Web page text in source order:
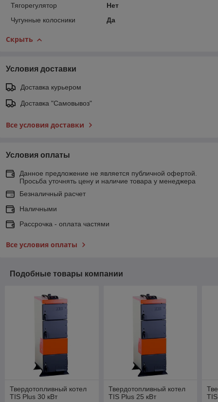
Тягорегулятор
Нет
Чугунные колосники
Да
Скрыть
Условия доставки
Доставка курьером
Доставка "Самовывоз"
Все условия доставки
Условия оплаты
Данное предложение не является публичной офертой.
Просьба уточнять цену и наличие товара у менеджера
Безналичный расчет
Наличными
Рассрочка - оплата частями
Все условия оплаты
Подобные товары компании
Твердотопливный котел
TIS Plus 30 кВт
Твердотопливный котел
TIS Plus 25 кВт